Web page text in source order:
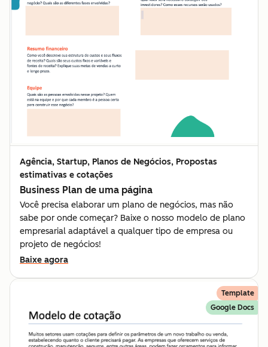
Agência, Startup, Planos de Negócios, Propostas
estimativas e cotações
Business Plan de uma página
Você precisa elaborar um plano de negócios, mas não
sabe por onde começar? Baixe o nosso modelo de plano
empresarial adaptável a qualquer tipo de empresa ou
projeto de negócios!
Baixe agora
Template
Google Docs